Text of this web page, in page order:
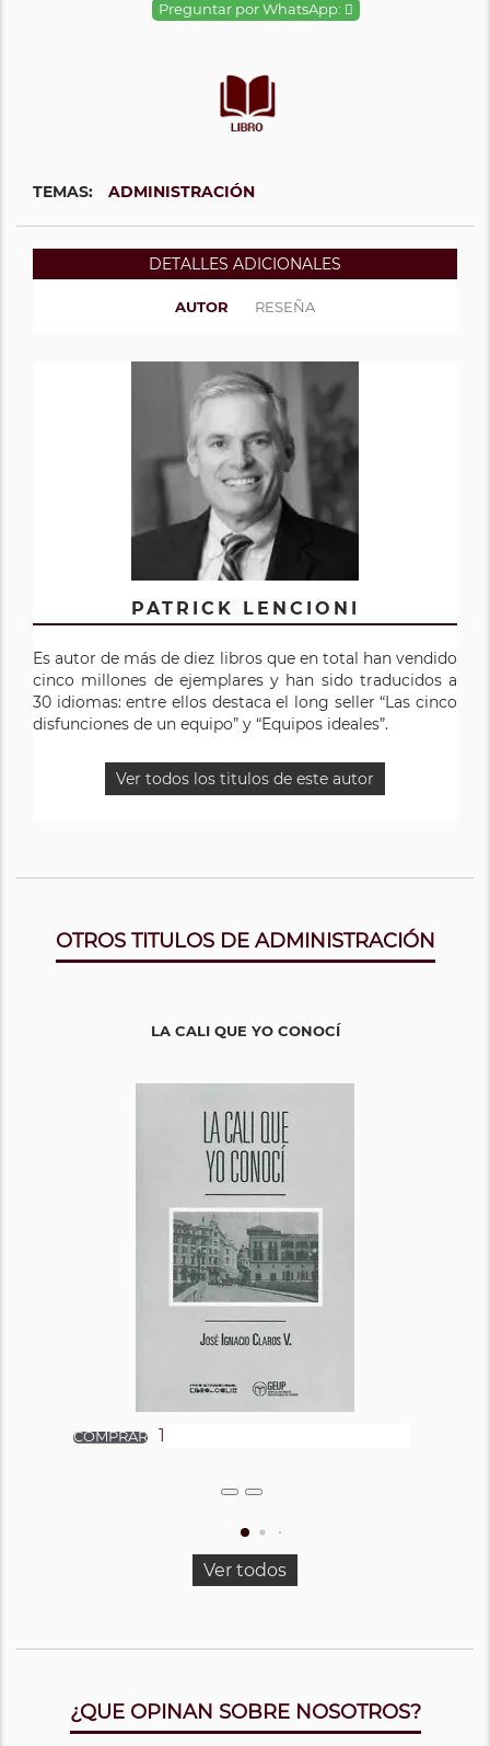
Preguntar por WhatsApp:
TEMAS: ADMINISTRACIÓN
DETALLES ADICIONALES
AUTOR RESEÑA
PATRICK LENCIONI
Es autor de más de diez libros que en total han vendido
cinco millones de ejemplares y han sido traducidos a
30 idiomas: entre ellos destaca el long seller “Las cinco
disfunciones de un equipo” y “Equipos ideales”.
Ver todos los titulos de este autor
OTROS TITULOS DE ADMINISTRACIÓN
LA CALI QUE YO CONOCÍ
Ver todos
¿QUE OPINAN SOBRE NOSOTROS?